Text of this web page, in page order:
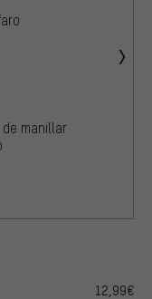
manillar
12,99€